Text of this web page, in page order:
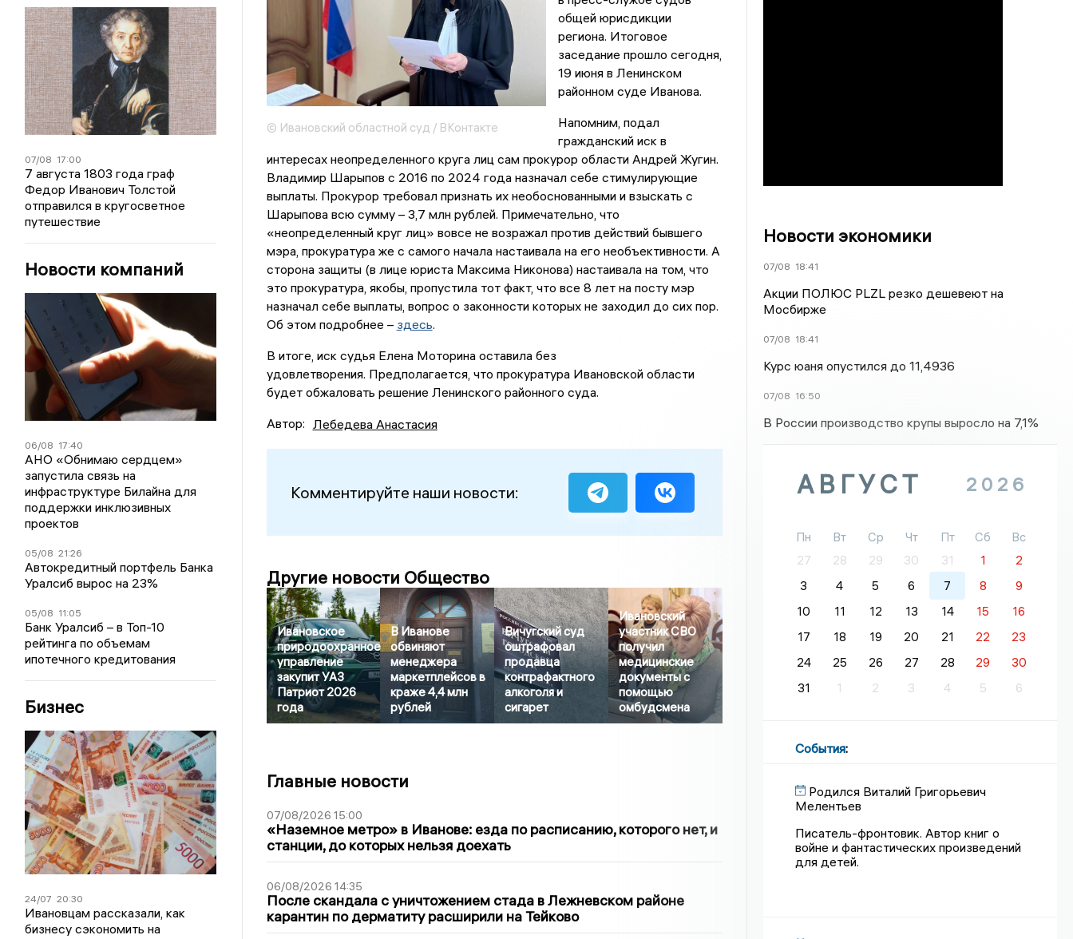
07/08 17:00
7 августа 1803 года граф
Федор Иванович Толстой
отправился в кругосветное
путешествие
Новости компаний
06/08 17:40
АНО «Обнимаю сердцем»
запустила связь на
инфраструктуре Билайна для
поддержки инклюзивных
проектов
05/08 21:26
Автокредитный портфель Банка
Уралсиб вырос на 23%
05/08 11:05
Банк Уралсиб – в Топ-10
рейтинга по объемам
ипотечного кредитования
Бизнес
24/07 20:30
Ивановцам рассказали, как
бизнесу сэкономить на
© Ивановский областной суд / ВКонтакте
общей юрисдикции
региона. Итоговое
заседание прошло сегодня,
19 июня в Ленинском
районном суде Иванова.
Напомним, подал
гражданский иск в
интересах неопределенного круга лиц сам прокурор области Андрей Жугин.
Владимир Шарыпов с 2016 по 2024 года назначал себе стимулирующие
выплаты. Прокурор требовал признать их необоснованными и взыскать с
Шарыпова всю сумму – 3,7 млн рублей. Примечательно, что
«неопределенный круг лиц» вовсе не возражал против действий бывшего
мэра, прокуратура же с самого начала настаивала на его необъективности. А
сторона защиты (в лице юриста Максима Никонова) настаивала на том, что
это прокуратура, якобы, пропустила тот факт, что все 8 лет на посту мэр
назначал себе выплаты, вопрос о законности которых не заходил до сих пор.
Об этом подробнее – здесь.
В итоге, иск судья Елена Моторина оставила без
удовлетворения. Предполагается, что прокуратура Ивановской области
будет обжаловать решение Ленинского районного суда.
Автор: Лебедева Анастасия
Комментируйте наши новости:
Другие новости Общество
Ивановское
природоохранное
управление
закупит УАЗ
Патриот 2026
года
В Иванове
обвиняют
менеджера
маркетплейсов в
краже 4,4 млн
рублей
Вичугский суд
оштрафовал
продавца
контрафактного
алкоголя и
сигарет
Ивановский
участник СВО
получил
медицинские
документы с
помощью
омбудсмена
Главные новости
07/08/2026 15:00
«Наземное метро» в Иванове: езда по расписанию, которого нет, и
станции, до которых нельзя доехать
06/08/2026 14:35
После скандала с уничтожением стада в Лежневском районе
карантин по дерматиту расширили на Тейково
Новости экономики
07/08 18:41
Акции ПОЛЮС PLZL резко дешевеют на
Мосбирже
07/08 18:41
Курс юаня опустился до 11,4936
07/08 16:50
В России производство крупы выросло на 7,1%
АВГУСТ 2026
Пн Вт Ср Чт Пт Сб
Вс
27
28 29 30 31 1
2
3
4 5 6 7 8
9
10
11 12 13 14 15
16
17
18 19 20 21 22
23
24
25 26 27 28 29
30
31
1 2 3 4 5 6
События:
Родился Виталий Григорьевич
Мелентьев
Писатель-фронтовик. Автор книг о
войне и фантастических произведений
для детей.